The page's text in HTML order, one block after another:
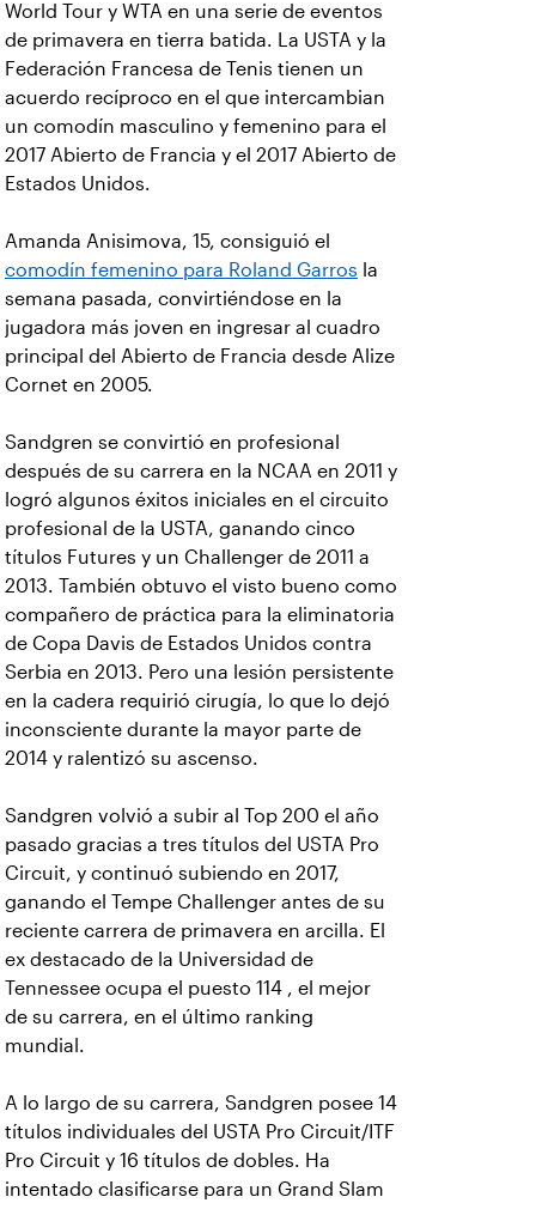
World Tour y WTA en una serie de eventos
de primavera en tierra batida. La USTA y la
Federación Francesa de Tenis tienen un
acuerdo recíproco en el que intercambian
un comodín masculino y femenino para el
2017 Abierto de Francia y el 2017 Abierto de
Estados Unidos.
Amanda Anisimova, 15, consiguió el
comodín femenino para Roland Garros la
semana pasada, convirtiéndose en la
jugadora más joven en ingresar al cuadro
principal del Abierto de Francia desde Alize
Cornet en 2005.
Sandgren se convirtió en profesional
después de su carrera en la NCAA en 2011 y
logró algunos éxitos iniciales en el circuito
profesional de la USTA, ganando cinco
títulos Futures y un Challenger de 2011 a
2013. También obtuvo el visto bueno como
compañero de práctica para la eliminatoria
de Copa Davis de Estados Unidos contra
Serbia en 2013. Pero una lesión persistente
en la cadera requirió cirugía, lo que lo dejó
inconsciente durante la mayor parte de
2014 y ralentizó su ascenso.
Sandgren volvió a subir al Top 200 el año
pasado gracias a tres títulos del USTA Pro
Circuit, y continuó subiendo en 2017,
ganando el Tempe Challenger antes de su
reciente carrera de primavera en arcilla. El
ex destacado de la Universidad de
Tennessee ocupa el puesto 114 , el mejor
de su carrera, en el último ranking
mundial.
A lo largo de su carrera, Sandgren posee 14
títulos individuales del USTA Pro Circuit/ITF
Pro Circuit y 16 títulos de dobles. Ha
intentado clasificarse para un Grand Slam